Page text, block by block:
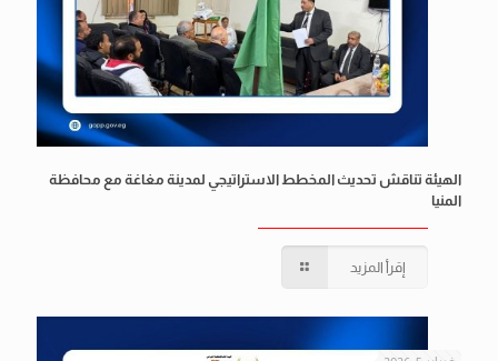
الهيئة تناقش تحديث المخطط الاستراتيجي لمدينة مغاغة مع محافظة
المنيا
إقرأ المزيد